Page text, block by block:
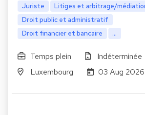
Juriste
Litiges et arbitrage/
Droit public et administratif
Droit financier et bancaire
...
Temps plein
Indéterminée
Luxembourg
03 Aug 2026